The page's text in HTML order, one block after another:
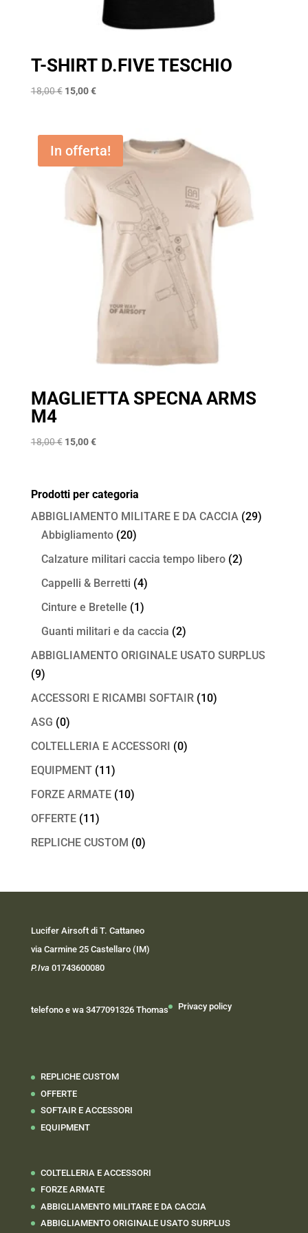
T-SHIRT D.FIVE TESCHIO
18,00€ Il
era:
18,00 €.
15,00€Il
è:
15,00 €.
In offerta!
MAGLIETTA SPECNA ARMS
M4
18,00€ Il
era:
15,00€Il
Prodotti per categoria
ABBIGLIAMENTO MILITARE E DA CACCIA (29)
Abbigliamento (20)
Calzature militari caccia tempo libero (2)
Cappelli & Berretti (4)
Cinture e Bretelle (1)
Guanti militari e da caccia (2)
ABBIGLIAMENTO ORIGINALE USATO SURPLUS
(9)
ACCESSORI E RICAMBI SOFTAIR (10)
ASG (0)
COLTELLERIA E ACCESSORI (0)
EQUIPMENT (11)
FORZE ARMATE (10)
OFFERTE (11)
REPLICHE CUSTOM (0)
Lucifer Airsoft di T. Cattaneo
via Carmine 25 Castellaro (IM)
P.Iva 01743600080
telefono e wa 3477091326 Thomas Privacy policy
REPLICHE CUSTOM
OFFERTE
SOFTAIR E ACCESSORI
EQUIPMENT
COLTELLERIA E ACCESSORI
FORZE ARMATE
ABBIGLIAMENTO MILITARE E DA CACCIA
ABBIGLIAMENTO ORIGINALE USATO SURPLUS